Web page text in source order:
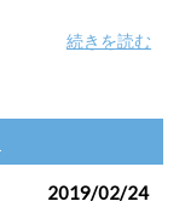
続きを読む
2019/02/24